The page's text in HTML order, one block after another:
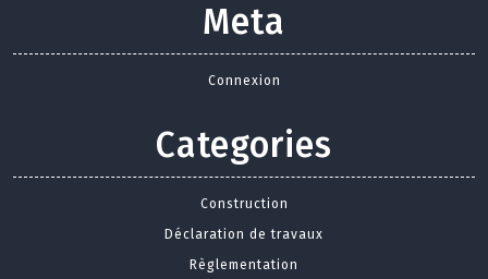
Meta
Connexion
Categories
Construction
Déclaration de travaux
Règlementation